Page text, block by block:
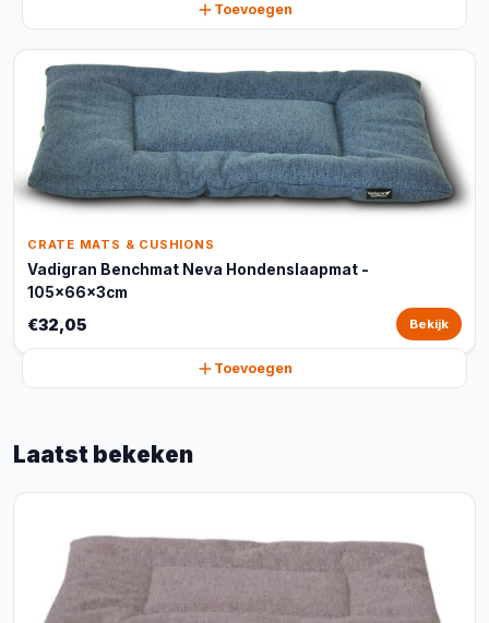
Toevoegen
CRATE MATS & CUSHIONS
Vadigran Benchmat Neva Hondenslaapmat -
105x66x3cm
€32,05 Bekijk
Toevoegen
Laatst bekeken